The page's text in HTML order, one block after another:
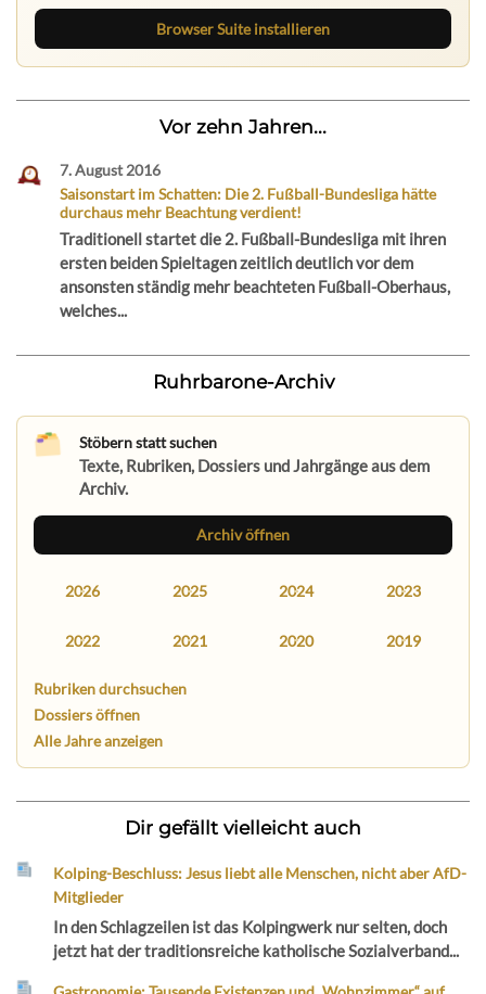
Browser Suite installieren
Vor zehn Jahren...
7. August 2016
Saisonstart im Schatten: Die 2. Fußball-Bundesliga hätte
durchaus mehr Beachtung verdient!
Traditionell startet die 2. Fußball-Bundesliga mit ihren
ersten beiden Spieltagen zeitlich deutlich vor dem
ansonsten ständig mehr beachteten Fußball-Oberhaus,
welches...
Ruhrbarone-Archiv
Stöbern statt suchen
Texte, Rubriken, Dossiers und Jahrgänge aus dem
Archiv.
Archiv öffnen
2026 2025 2024 2023
2022 2021 2020 2019
Rubriken durchsuchen
Dossiers öffnen
Alle Jahre anzeigen
Dir gefällt vielleicht auch
Kolping-Beschluss: Jesus liebt alle Menschen, nicht aber AfD-
Mitglieder
In den Schlagzeilen ist das Kolpingwerk nur selten, doch
jetzt hat der traditionsreiche katholische Sozialverband...